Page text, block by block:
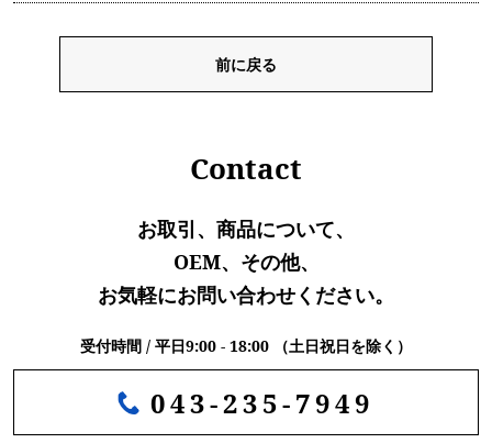
前に戻る
Contact
お取引、商品について、
OEM、その他、
お気軽にお問い合わせください。
受付時間 / 平日9:00 - 18:00 （土日祝日を除く）
043-235-7949